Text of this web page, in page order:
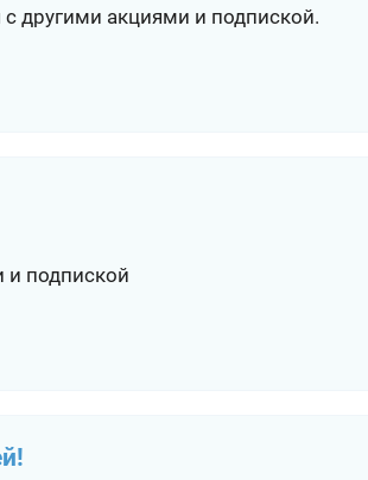
другими акциями и подпиской.
и подпиской